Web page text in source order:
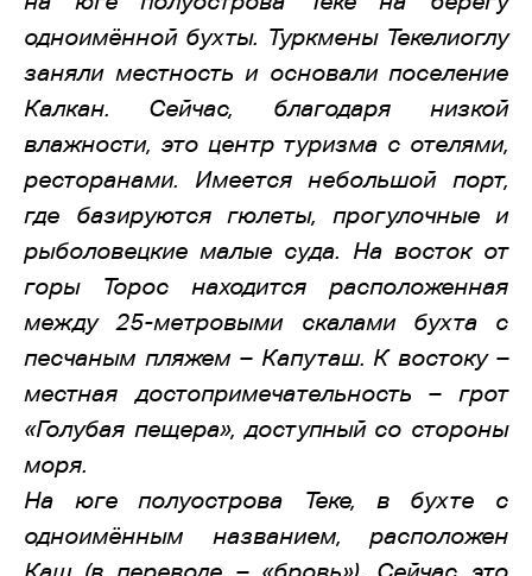
одноимённой бухты. Туркмены Текелиоглу
заняли местность и основали поселение
Калкан. Сейчас, благодаря низкой
влажности, это центр туризма с отелями,
ресторанами. Имеется небольшой порт,
где базируются гюлеты, прогулочные и
рыболовецкие малые суда. На восток от
горы Торос находится расположенная
между 25-метровыми скалами бухта с
песчаным пляжем – Капуташ. К востоку –
местная достопримечательность – грот
«Голубая пещера», доступный со стороны
моря.
На юге полуострова Теке, в бухте с
одноимённым названием, расположен